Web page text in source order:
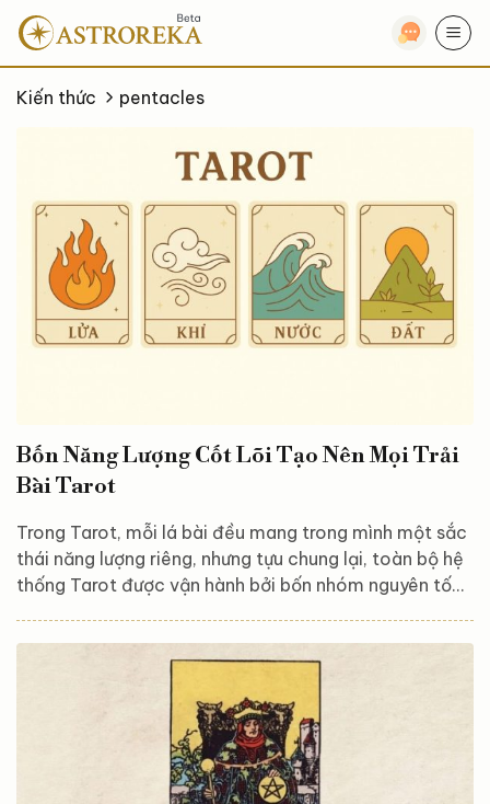
qua
nội
dungKiến thức pentacles
Bốn Năng Lượng Cốt Lõi Tạo Nên Mọi Trải
Bài Tarot
Trong Tarot, mỗi lá bài đều mang trong mình một sắc
thái năng lượng riêng, nhưng tựu chung lại, toàn bộ hệ
thống Tarot được vận hành bởi bốn nhóm nguyên tố
giúp người đọc kết nối sâu hơn với thông điệp của trải
bài. Bốn nguyên tố này tạo thành một vòng tròn cân
bằng: Lửa khơi dậy hành động và đam mê. Đất đem
lại sự ổn định và vật chất....